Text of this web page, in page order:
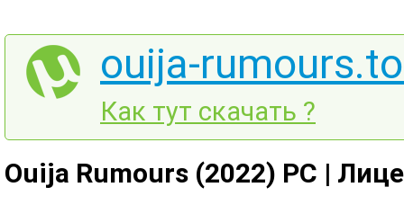
ouija-
Как тут скачать ?
Ouija Rumours (2022) PC |